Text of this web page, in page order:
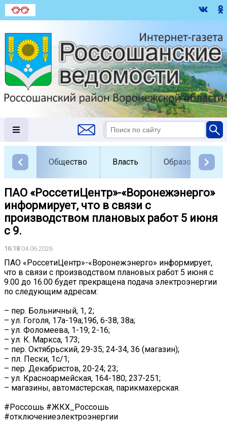
Общество Власть Образование
ПАО «РоссетиЦентр»-«Воронежэнерго»
информирует, что в связи с
производством плановых работ 5 июня
с 9.
16:1804.06.2026
ПАО «РоссетиЦентр»-«Воронежэнерго» информирует,
что в связи с производством плановых работ 5 июня с
9.00 до 16.00 будет прекращена подача электроэнергии
по следующим адресам:
– пер. Больничный, 1, 2;
– ул. Гоголя, 17а-19а;19б, 6-38, 38а;
– ул. Фоломеева, 1-19; 2-16;
– ул. К. Маркса, 173;
– пер. Октябрьский, 29-35; 24-34, 36 (магазин);
– пл. Пески, 1с/1;
– пер. Декабристов, 20-24; 23;
– ул. Красноармейская, 164-180; 237-251;
– магазины, автомастерская, парикмахерская.
#Россошь #ЖКХ_Россошь
#отключениеэлектроэнергии